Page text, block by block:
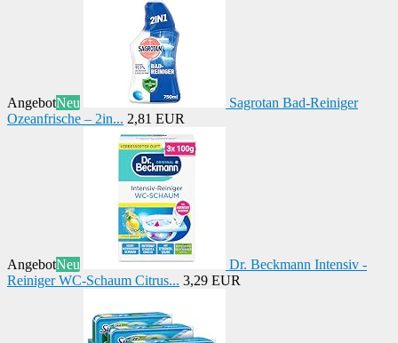
AngebotNeu
Sagrotan Bad-Reiniger
Ozeanfrische – 2in... 2,81 EUR
AngebotNeu
Dr. Beckmann Intensiv -
Reiniger WC-Schaum Citrus... 3,29 EUR